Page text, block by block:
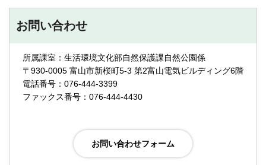
お問い合わせ
所属課室：生活環境文化部自然保護課自然公園係
〒930-0005 富山市新桜町5-3 第2富山電気ビルディング6階
電話番号：076-444-3399
ファックス番号：076-444-4430